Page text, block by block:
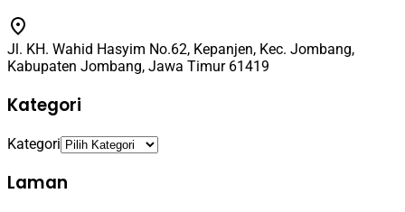
Jl. KH. Wahid Hasyim No.62, Kepanjen, Kec. Jombang,
Kabupaten Jombang, Jawa Timur 61419
Kategori
Kategori
Laman